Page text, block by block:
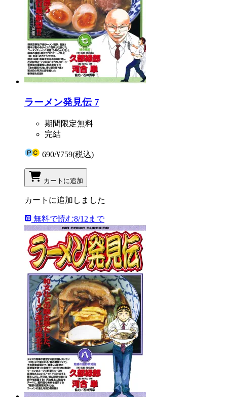
ラーメン発見伝 7
期間限定無料
完結
690/¥759(税込)
カートに追加
カートに追加しました
無料で読む8/12まで